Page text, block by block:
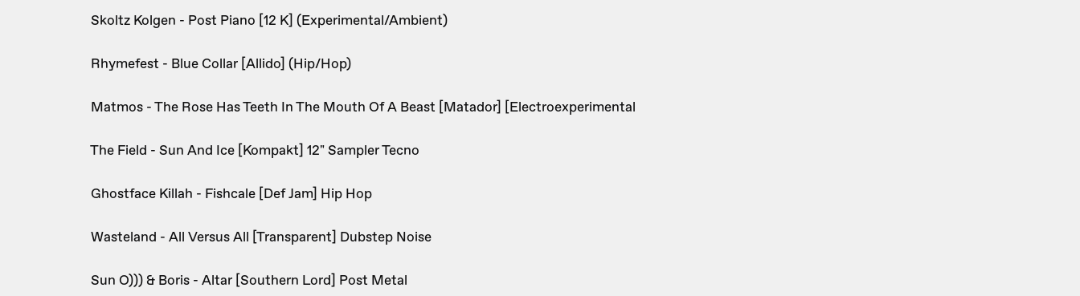
Skoltz Kolgen - Post Piano [12 K] (Experimental/Ambient)
Rhymefest - Blue Collar [Allido] (Hip/Hop)
Matmos - The Rose Has Teeth In The Mouth Of A Beast [Matador] [Electroexperimental
The Field - Sun And Ice [Kompakt] 12" Sampler Tecno
Ghostface Killah - Fishcale [Def Jam] Hip Hop
Wasteland - All Versus All [Transparent] Dubstep Noise
Sun O))) & Boris - Altar [Southern Lord] Post Metal